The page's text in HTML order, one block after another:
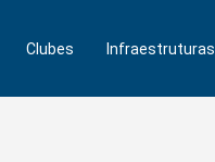
Clubes Infraestruturas